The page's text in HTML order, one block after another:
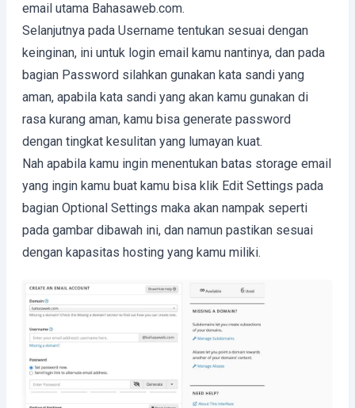
email utama Bahasaweb.com.
Selanjutnya pada Username tentukan sesuai dengan
keinginan, ini untuk login email kamu nantinya, dan pada
bagian Password silahkan gunakan kata sandi yang
aman, apabila kata sandi yang akan kamu gunakan di
rasa kurang aman, kamu bisa generate password
dengan tingkat kesulitan yang lumayan kuat.
Nah apabila kamu ingin menentukan batas storage email
yang ingin kamu buat kamu bisa klik Edit Settings pada
bagian Optional Settings maka akan nampak seperti
pada gambar dibawah ini, dan namun pastikan sesuai
dengan kapasitas hosting yang kamu miliki.